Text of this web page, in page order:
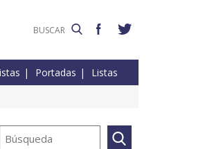
Portadas Listas